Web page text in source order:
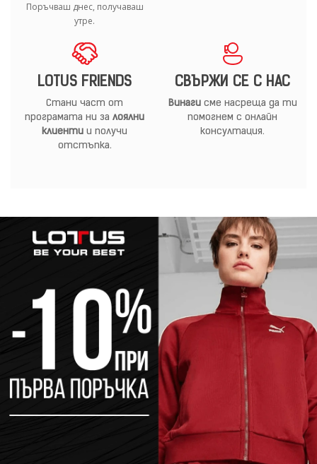
Поръчваш днес, получаваш
утре.
LOTUS FRIENDS
Стани част от
програмата ни за лоялни
клиенти и получи
отстъпка.
СВЪРЖИ СЕ С НАС
Винагисме насреща да ти
помогнем с онлайн
консултация.